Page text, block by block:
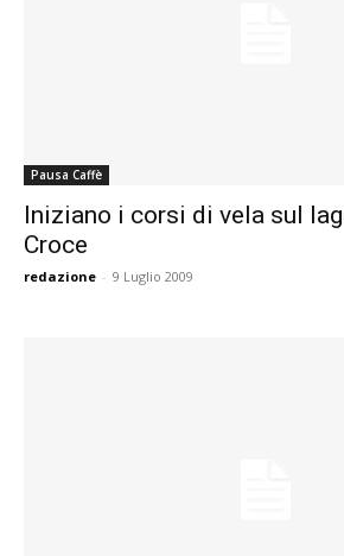
Pausa Caffè
Iniziano i corsi di vela sul
Croce
redazione - 9 Luglio 2009